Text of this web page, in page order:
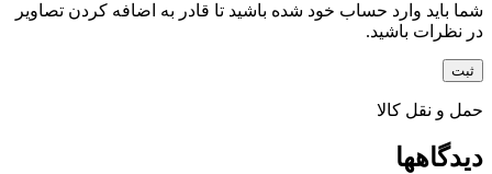
شما باید وارد حساب خود شده باشید تا قادر به اضافه کردن تصاویر
در نظرات باشید.
حمل و نقل کالا
دیدگاهها